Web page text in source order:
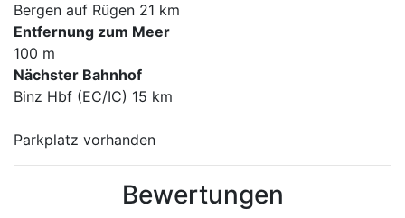
Bergen auf Rügen 21 km
Entfernung zum Meer
100 m
Nächster Bahnhof
Binz Hbf (EC/IC) 15 km
Parkplatz vorhanden
Bewertungen